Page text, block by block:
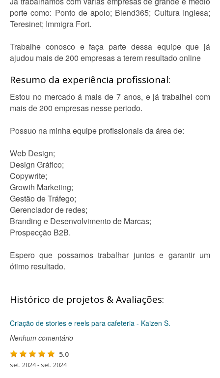
porte como: Ponto de apoio; Blend365; Cultura Inglesa;
Teresinet; Immigra Fort.
Trabalhe conosco e faça parte dessa equipe que já
ajudou mais de 200 empresas a terem resultado online
Resumo da experiência profissional:
Estou no mercado á mais de 7 anos, e já trabalhei com
mais de 200 empresas nesse periodo.
Possuo na minha equipe profissionais da área de:
Web Design;
Design Gráfico;
Copywrite;
Growth Marketing;
Gestão de Tráfego;
Gerenciador de redes;
Branding e Desenvolvimento de Marcas;
Prospecção B2B.
Espero que possamos trabalhar juntos e garantir um
ótimo resultado.
Histórico de projetos & Avaliações:
Criação de stories e reels para cafeteria - Kaizen S.
Nenhum comentário
5.0
set. 2024 - set. 2024